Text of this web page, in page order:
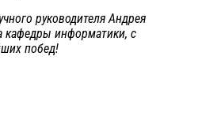
руководителя Андрея
кафедры информатики, с
побед!